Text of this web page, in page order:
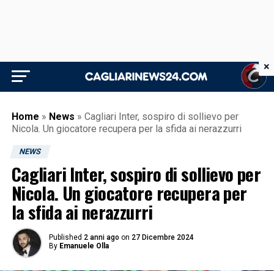
Home » News » Cagliari Inter, sospiro di sollievo per
Nicola. Un giocatore recupera per la sfida ai nerazzurri
NEWS
Cagliari Inter, sospiro di sollievo per
Nicola. Un giocatore recupera per
la sfida ai nerazzurri
Published 2 anni ago on 27 Dicembre 2024
By Emanuele Olla
×